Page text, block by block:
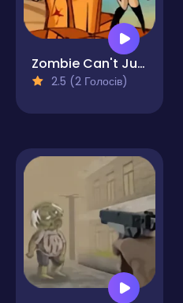
Zombie Can't Jump
2.5 (2 Голосів)